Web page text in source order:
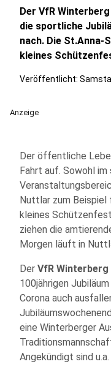
Der VfR
die sportliche
nach. Die
kleines
Veröffentlicht:
Anzeige
Der öffentliche
Fahrt auf. Sowohl
Nuttlar zum Beispiel
kleines
ziehen die
Morgen läuft in
Der VfR Winterberg
100jährigen
Corona auch
eine Winterberger
Angekündigt sind